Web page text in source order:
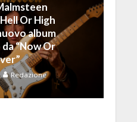
Or High
album
“Now Or
Redazione